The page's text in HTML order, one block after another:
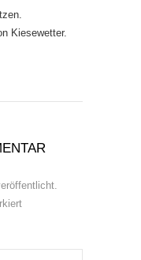
Kiesewetter.